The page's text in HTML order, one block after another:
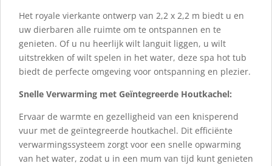
Het royale vierkante ontwerp van 2,2 x 2,2 m biedt u en
uw dierbaren alle ruimte om te ontspannen en te
genieten. Of u nu heerlijk wilt languit liggen, u wilt
uitstrekken of wilt spelen in het water, deze spa hot tub
biedt de perfecte omgeving voor ontspanning en plezier.
Snelle Verwarming met Geïntegreerde Houtkachel:
Ervaar de warmte en gezelligheid van een knisperend
vuur met de geïntegreerde houtkachel. Dit efficiënte
verwarmingssysteem zorgt voor een snelle opwarming
van het water, zodat u in een mum van tijd kunt genieten